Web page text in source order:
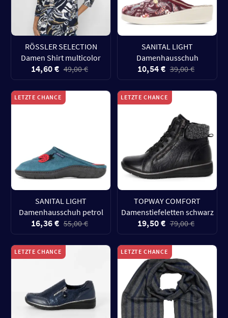
RÖSSLER SELECTION
Damen Shirt multicolor
14,60 € 49,00 €
SANITAL LIGHT
Damenhausschuh
10,54 € 39,00 €
LETZTE CHANCE
SANITAL LIGHT
Damenhausschuh petrol
16,36 € 55,00 €
LETZTE CHANCE
TOPWAY COMFORT
Damenstiefeletten schwarz
19,50 € 79,00 €
LETZTE CHANCE LETZTE CHANCE